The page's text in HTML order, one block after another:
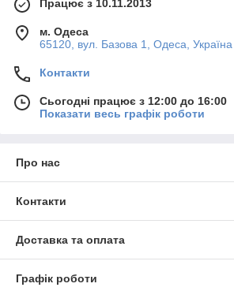
Працює з 10.11.2013
м. Одеса
65120, вул. Базова 1, Одеса, Україна
Контакти
Сьогодні працює з 12:00 до 16:00
Показати весь графік роботи
Про нас
Контакти
Доставка та оплата
Графік роботи